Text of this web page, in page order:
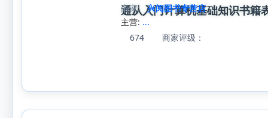
通从入门计算机基础知识书籍
商家:
兴阅图书专营店
主营: ...
674
商家评级：